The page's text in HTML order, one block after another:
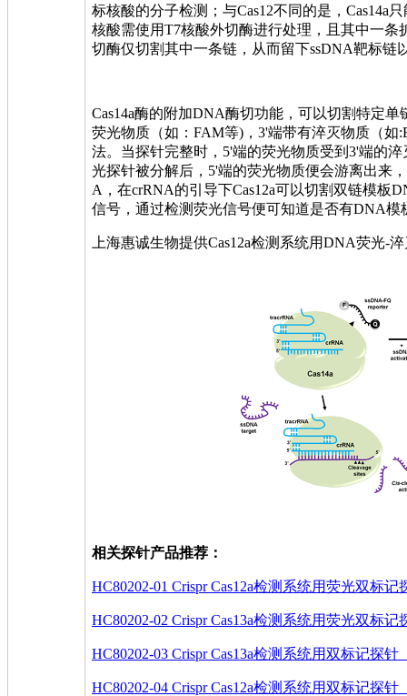
标核酸的分子检测；与Cas12不同的是，Cas14a
核酸需使用T7核酸外切酶进行处理，且其中一
切酶仅切割其中一条链，从而留下ssDNA靶标链
Cas14a酶的附加DNA酶切功能，可以切割特定
荧光物质（如：FAM等)，3'端带有淬灭物质（
法。当探针完整时，5'端的荧光物质受到3'端的
光探针被分解后，5'端的荧光物质便会游离出来
A，在crRNA的引导下Cas12a可以切割双链模板
信号，通过检测荧光信号便可知道是否有DNA模
上海惠诚生物提供Cas12a检测系统用DNA荧光-
相关探针产品推荐：
HC80202-01 Crispr Cas12a检测系统用荧光双标
HC80202-02 Crispr Cas13a检测系统用荧光双标
HC80202-03 Crispr Cas13a检测系统用双标记探
HC80202-04 Crispr Cas12a检测系统用双标记探